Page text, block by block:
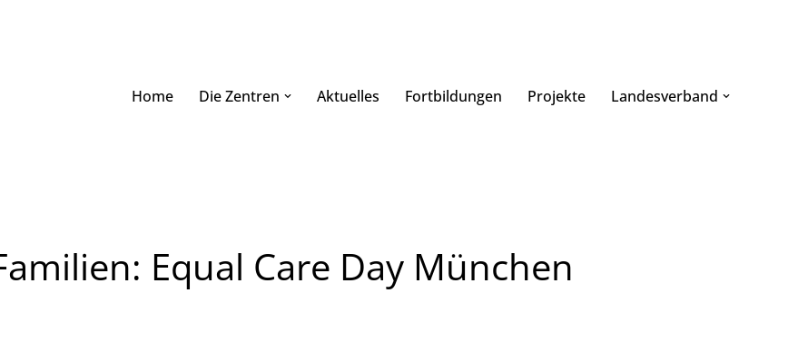
Home Die Zentren Aktuelles Fortbildungen Projekte Landesverband
Equal Care Day München